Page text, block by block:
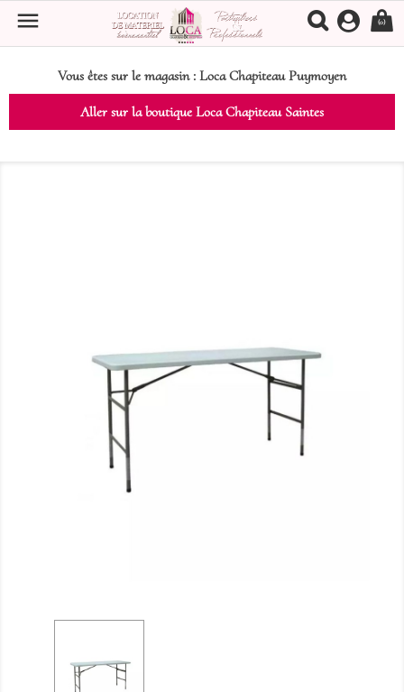
Vous êtes sur le magasin : Loca Chapiteau Puymoyen
Aller sur la boutique Loca Chapiteau Saintes
 (0)